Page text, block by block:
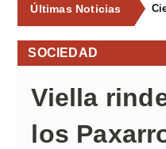
Últimas Noticias
SOCIEDAD
Viella
los